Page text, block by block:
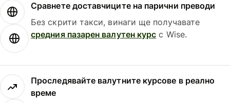
Сравнете доставчиците на парични преводи
Без скрити такси, винаги ще получавате
средния пазарен валутен курс с Wise.
Проследявайте валутните курсове в реално
време